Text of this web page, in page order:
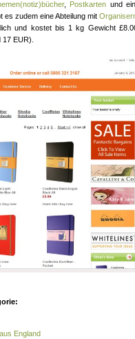
, Postkarten und
es zudem eine Abteilung mit
und kostet bis 1 kg Gewicht
EUR).
England